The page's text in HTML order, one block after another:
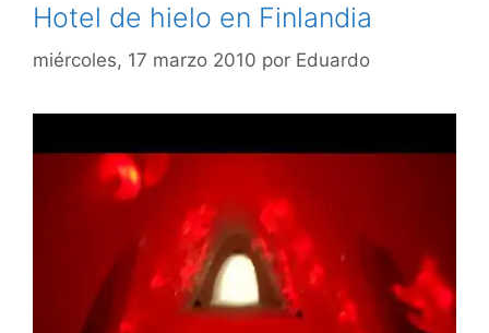
Hotel de hielo en Finlandia
miércoles, 17 marzo 2010 por Eduardo